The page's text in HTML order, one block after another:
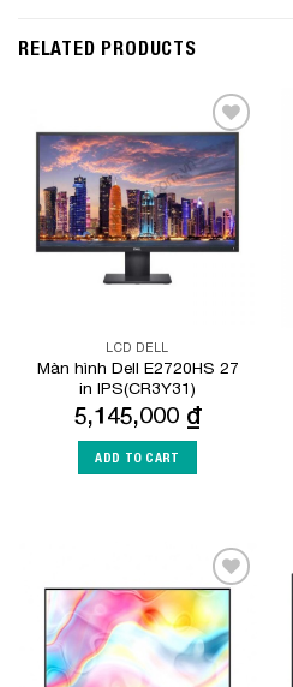
RELATED PRODUCTS
Add to
Wishlist
LCD DELL
Màn hình Dell E2720HS 27
in IPS(CR3Y31)
5,145,000 ₫
ADD TO CART
Add to
Wishlist